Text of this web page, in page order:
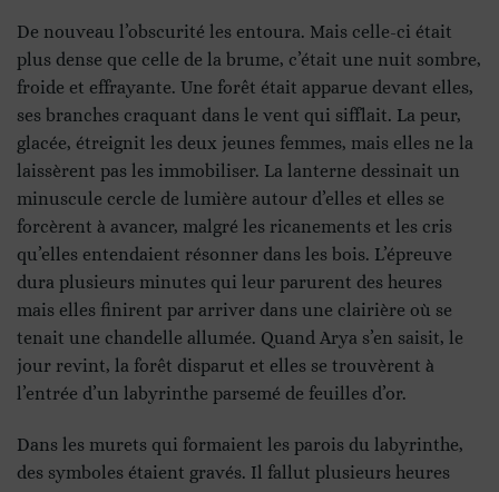
De nouveau l’obscurité les entoura. Mais celle-ci était
plus dense que celle de la brume, c’était une nuit sombre,
froide et effrayante. Une forêt était apparue devant elles,
ses branches craquant dans le vent qui sifflait. La peur,
glacée, étreignit les deux jeunes femmes, mais elles ne la
laissèrent pas les immobiliser. La lanterne dessinait un
minuscule cercle de lumière autour d’elles et elles se
forcèrent à avancer, malgré les ricanements et les cris
qu’elles entendaient résonner dans les bois. L’épreuve
dura plusieurs minutes qui leur parurent des heures
mais elles finirent par arriver dans une clairière où se
tenait une chandelle allumée. Quand Arya s’en saisit, le
jour revint, la forêt disparut et elles se trouvèrent à
l’entrée d’un labyrinthe parsemé de feuilles d’or.
Dans les murets qui formaient les parois du labyrinthe,
des symboles étaient gravés. Il fallut plusieurs heures